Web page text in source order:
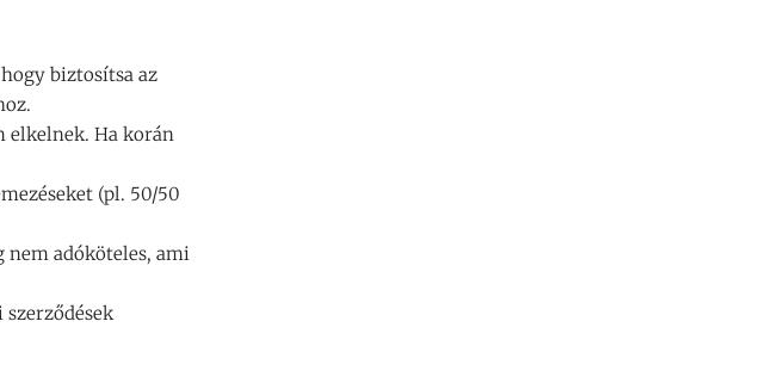
biztosítsa az
elkelnek. Ha korán
(pl. 50/50
nem adóköteles, ami